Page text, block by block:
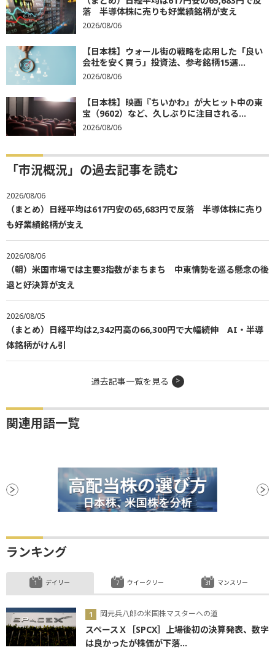
落 半導体株に売りも好業績銘柄が支え
2026/08/06
【日本株】ウォール街の戦略を応用した「良い
会社を安く買う」投資法、参考銘柄15選...
2026/08/06
【日本株】映画『ちいかわ』が大ヒット中の東
宝（9602）など、久しぶりに注目される...
2026/08/06
「市況概況」の過去記事を読む
2026/08/06
（まとめ）日経平均は617円安の65,683円で反落 半導体株に売り
も好業績銘柄が支え
2026/08/06
（朝）米国市場では主要3指数がまちまち 中東情勢を巡る懸念の後
退と好決算が支え
2026/08/05
（まとめ）日経平均は2,342円高の66,300円で大幅続伸 AI・半導
体銘柄がけん引
過去記事一覧を見る
関連用語一覧
ランキング
デイリー
岡元兵八郎の米国株マスターへの道
スペースＸ［SPCX］上場後初の決算発表、数字
は良かったが株価が下落...
ウイークリー マンスリー